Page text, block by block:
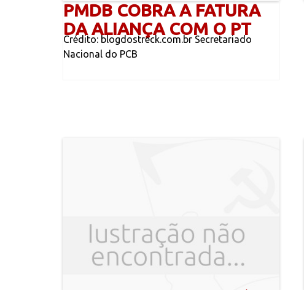
PMDB COBRA A FATURA
DA ALIANÇA COM O PT
Crédito: blogdostreck.com.br Secretariado
Nacional do PCB